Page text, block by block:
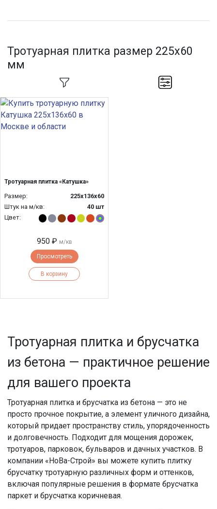
Тротуарная плитка размер 225х60
мм
Тротуарная плитка «Катушка»
Размер:
225х136х60
Штук на м/кв:
40 шт
Цвет:
950 ₽ м/кв
Просмотреть
В корзину
Тротуарная плитка и брусчатка
из бетона — практичное решение
для вашего проекта
Тротуарная плитка и брусчатка из бетона — это не
просто прочное покрытие, а элемент уличного дизайна,
который придает пространству стиль, упорядоченность
и долговечность. Подходит для мощения дорожек,
тротуаров, парковок, бульваров и дачных участков. В
компании «НоВа-Строй» вы можете купить плитку
брусчатку тротуарную различных форм и оттенков,
включая популярные решения в формате брусчатка
паркет и брусчатка коричневая.